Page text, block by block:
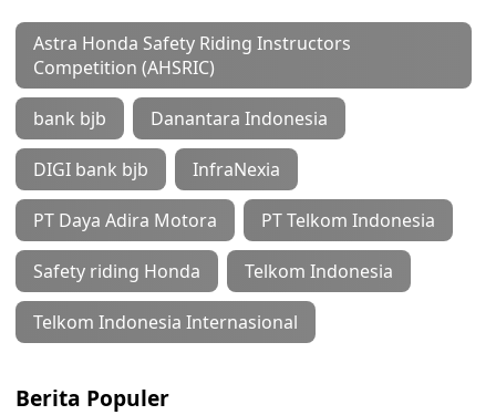
Astra Honda Safety Riding Instructors
Competition (AHSRIC)
bank bjb Danantara Indonesia
DIGI bank bjb InfraNexia
PT Daya Adira Motora PT Telkom Indonesia
Safety riding Honda Telkom Indonesia
Telkom Indonesia Internasional
Berita Populer